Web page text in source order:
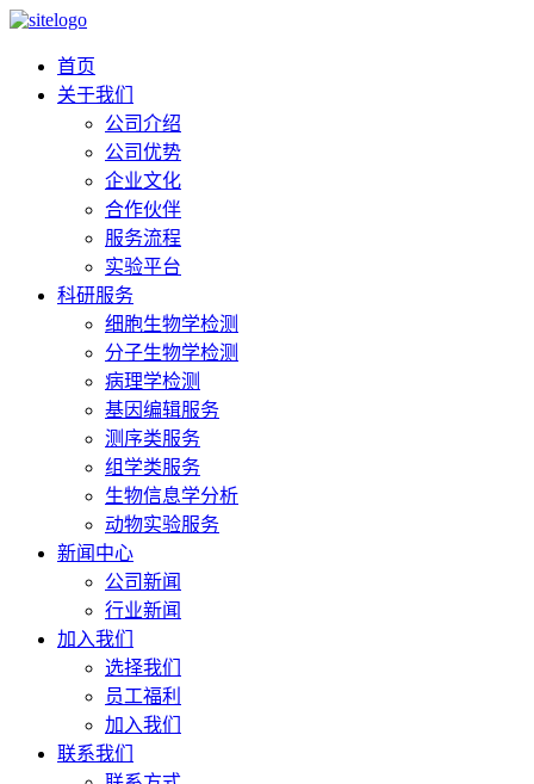
首页
关于我们
公司介绍
公司优势
企业文化
合作伙伴
服务流程
实验平台
科研服务
细胞生物学检测
分子生物学检测
病理学检测
基因编辑服务
测序类服务
组学类服务
生物信息学分析
动物实验服务
新闻中心
公司新闻
行业新闻
加入我们
选择我们
员工福利
加入我们
联系我们